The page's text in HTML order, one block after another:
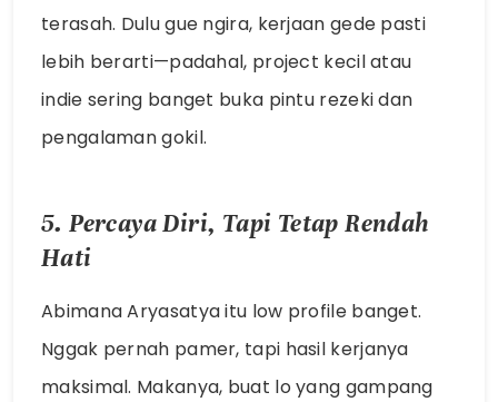
terasah. Dulu gue ngira, kerjaan gede pasti
lebih berarti—padahal, project kecil atau
indie sering banget buka pintu rezeki dan
pengalaman gokil.
5. Percaya Diri, Tapi Tetap Rendah
Hati
Abimana Aryasatya itu low profile banget.
Nggak pernah pamer, tapi hasil kerjanya
maksimal. Makanya, buat lo yang gampang